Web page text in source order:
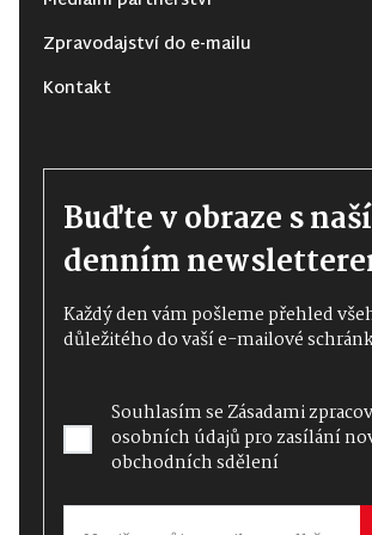
Zpravodajství do e-mailu
Kontakt
Buďte v obraze s
denním
Každý den vám pošleme přehled
důležitého do vaší e-mailové
Souhlasím seZásadami
osobních údajůpro zasílání
obchodních sdělení